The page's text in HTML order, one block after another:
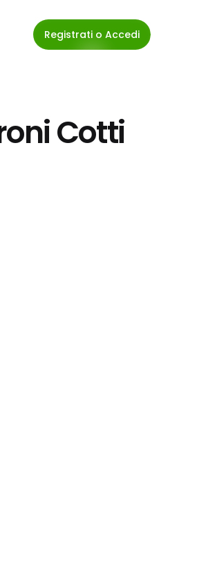
Registrati o Accedi
Cotti